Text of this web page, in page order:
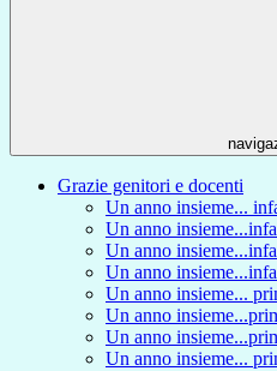
Grazie genitori e docenti
Un anno insieme...
Un anno
Un anno
Un anno
Un anno insieme...
Un anno
Un anno
Un anno insieme...